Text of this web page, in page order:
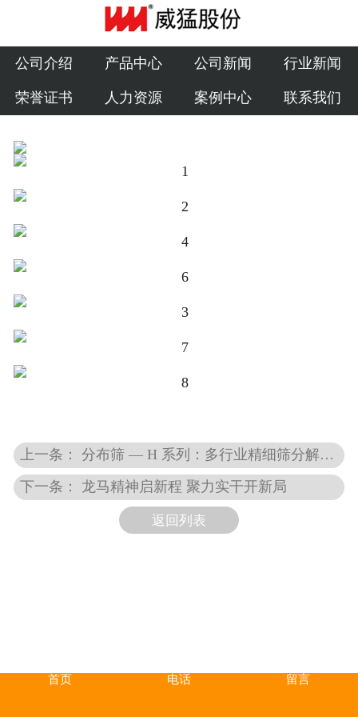
公司介绍
产品中心
公司新闻
公司介绍 产品中心 公司新闻 行业新闻
荣誉证书 人力资源 案例中心 联系我们
上一条： 分布筛 — H 系列：多行业精细筛分解决方案
下一条： 龙马精神启新程 聚力实干开新局
返回列表
首页 电话 留言